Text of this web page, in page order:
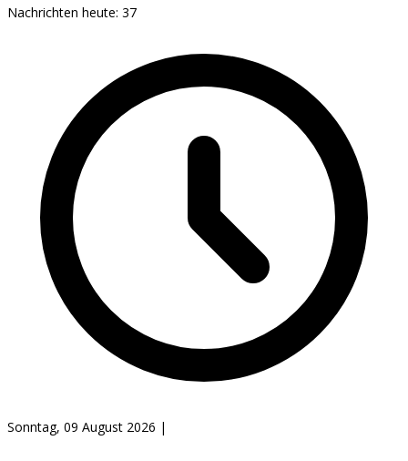
Nachrichten heute: 37
Sonntag, 09 August 2026 |